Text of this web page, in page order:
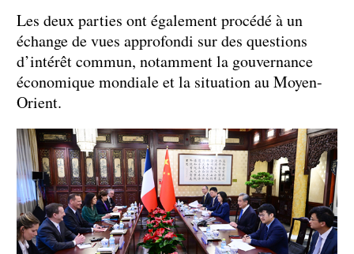
Les deux parties ont également procédé à un
échange de vues approfondi sur des questions
d’intérêt commun, notamment la gouvernance
économique mondiale et la situation au Moyen-
Orient.